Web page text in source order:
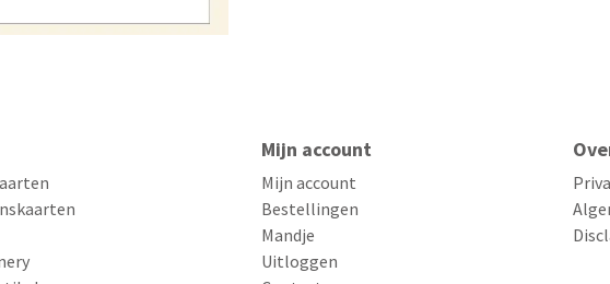
Mijn account
Mijn account
Bestellingen
Mandje
Uitloggen